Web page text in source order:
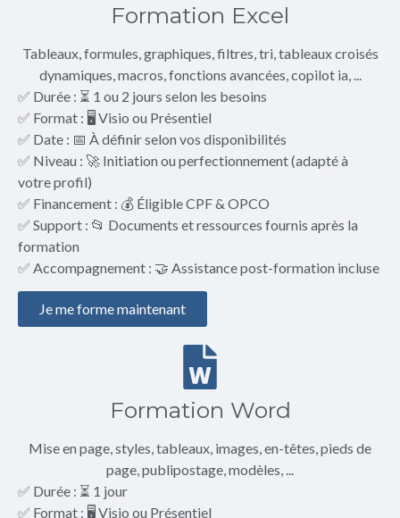
Formation Excel
Tableaux, formules, graphiques, filtres, tri, tableaux croisés
dynamiques, macros, fonctions avancées, copilot ia, ...
✅ Durée : ⏳ 1 ou 2 jours selon les besoins
✅ Format : 🖥️ Visio ou Présentiel
✅ Date : 📅 À définir selon vos disponibilités
✅ Niveau : 🚀 Initiation ou perfectionnement (adapté à
votre profil)
✅ Financement : 💰 Éligible CPF & OPCO
✅ Support : 📂 Documents et ressources fournis après la
formation
✅ Accompagnement : 🤝 Assistance post-formation incluse
Je me forme maintenant
Formation Word
Mise en page, styles, tableaux, images, en-têtes, pieds de
page, publipostage, modèles, ...
✅ Durée : ⏳ 1 jour
✅ Format : 🖥️ Visio ou Présentiel